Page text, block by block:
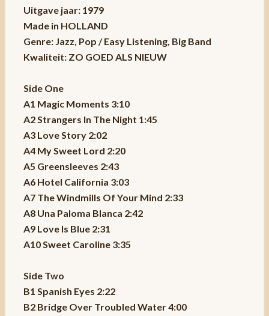
Uitgave jaar: 1979
Made in HOLLAND
Genre: Jazz, Pop / Easy Listening, Big Band
Kwaliteit: ZO GOED ALS NIEUW
Side One
A1 Magic Moments 3:10
A2 Strangers In The Night 1:45
A3 Love Story 2:02
A4 My Sweet Lord 2:20
A5 Greensleeves 2:43
A6 Hotel California 3:03
A7 The Windmills Of Your Mind 2:33
A8 Una Paloma Blanca 2:42
A9 Love Is Blue 2:31
A10 Sweet Caroline 3:35
Side Two
B1 Spanish Eyes 2:22
B2 Bridge Over Troubled Water 4:00